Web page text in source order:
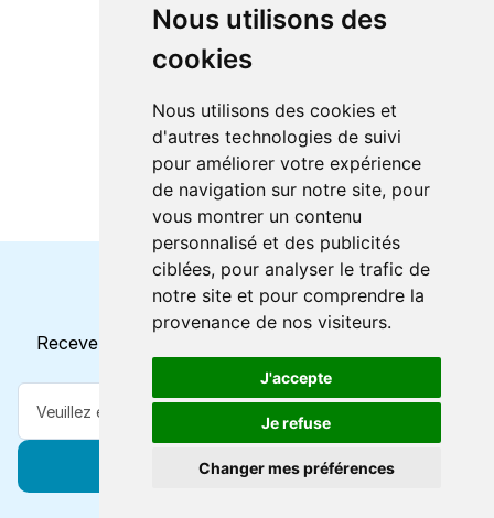
Nous utilisons des
cookies
Nous utilisons des cookies et
d'autres technologies de suivi
pour améliorer votre expérience
de navigation sur notre site, pour
vous montrer un contenu
personnalisé et des publicités
ciblées, pour analyser le trafic de
notre site et pour comprendre la
provenance de nos visiteurs.
J'accepte
Je refuse
Changer mes préférences
Horaires et offres actuels
Recevez toutes les mises à jour dans votre e-mail
S'abonner